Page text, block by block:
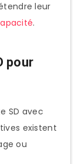
leur
.
pour
SD avec
existent
ou